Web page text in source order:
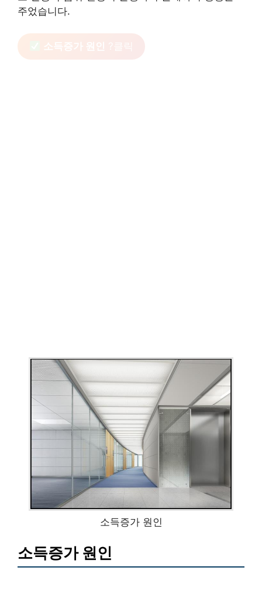
주었습니다.
소득증가 원인
소득증가 원인
소득증가 원인